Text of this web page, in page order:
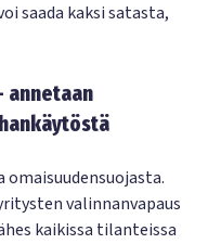
saada kaksi satasta,
annetaan
omaisuudensuojasta.
valinnanvapaus
kaikissa tilanteissa